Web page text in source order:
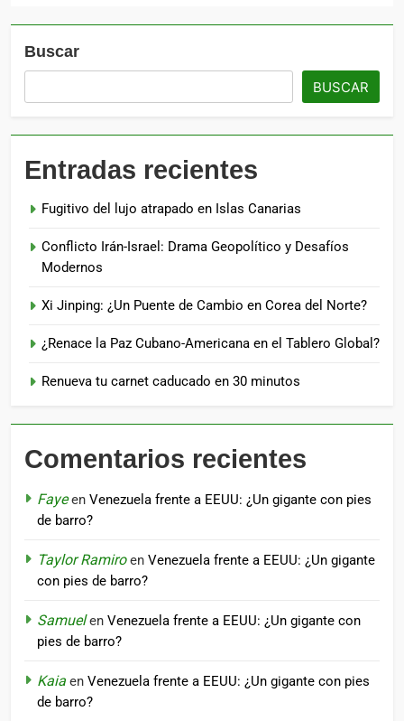
Buscar
BUSCAR
Entradas recientes
Fugitivo del lujo atrapado en Islas Canarias
Conflicto Irán-Israel: Drama Geopolítico y Desafíos
Modernos
Xi Jinping: ¿Un Puente de Cambio en Corea del Norte?
¿Renace la Paz Cubano-Americana en el Tablero Global?
Renueva tu carnet caducado en 30 minutos
Comentarios recientes
Fayeen Venezuela frente a EEUU: ¿Un gigante con pies
de barro?
Taylor Ramiroen Venezuela frente a EEUU: ¿Un gigante
con pies de barro?
Samuelen Venezuela frente a EEUU: ¿Un gigante con
pies de barro?
Kaia en Venezuela frente a EEUU: ¿Un gigante con pies
de barro?